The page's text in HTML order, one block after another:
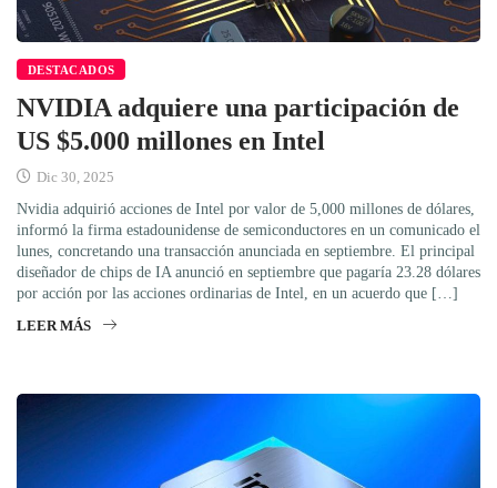
DESTACADOS
NVIDIA adquiere una participación de
US $5.000 millones en Intel
Dic 30, 2025
Nvidia adquirió acciones de Intel por valor de 5,000 millones de dólares,
informó la firma estadounidense de semiconductores en un comunicado el
lunes, concretando una transacción anunciada en septiembre. El principal
diseñador de chips de IA anunció en septiembre que pagaría 23.28 dólares
por acción por las acciones ordinarias de Intel, en un acuerdo que […]
LEER MÁS